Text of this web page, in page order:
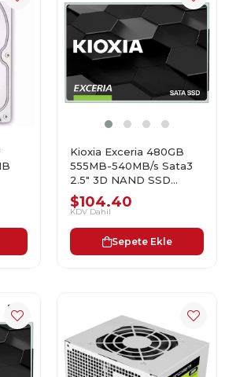
Kioxia Exceria 480GB
555MB-540MB/s Sata3
2.5" 3D NAND SSD
LTC10Z480GG8
$104.40
KDV Dahil
Sepete Ekle